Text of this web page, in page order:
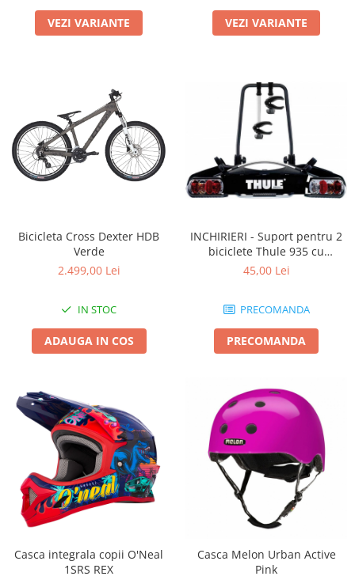
VEZI VARIANTE VEZI VARIANTE
Bicicleta Cross Dexter HDB
Verde
2.499,00 Lei
IN STOC
ADAUGA IN COS
INCHIRIERI - Suport pentru 2
biciclete Thule 935 cu
prindere pe carligul de
45,00 Lei
PRECOMANDA
PRECOMANDA
Casca integrala copii O'Neal
1SRS REX
Casca Melon Urban Active
Pink